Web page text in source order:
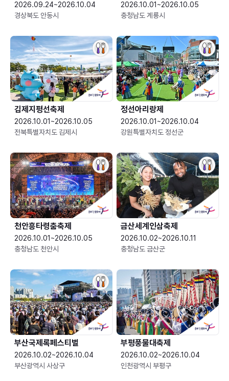
2026.09.24~2026.10.04
경상북도 안동시
2026.10.01~2026.10.05
충청남도 계룡시
김제지평선축제
2026.10.01~2026.10.05
전북특별자치도 김제시
정선아리랑제
2026.10.01~2026.10.04
강원특별자치도 정선군
천안흥타령춤축제
2026.10.01~2026.10.05
충청남도 천안시
금산세계인삼축제
2026.10.02~2026.10.11
충청남도 금산군
부산국제록페스티벌
2026.10.02~2026.10.04
부산광역시 사상구
부평풍물대축제
2026.10.02~2026.10.04
인천광역시 부평구